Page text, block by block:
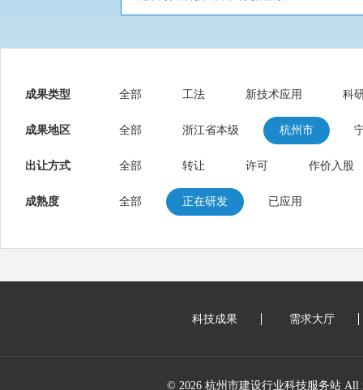
成果类型 全部 工法 新技术应用 科
成果地区 全部 浙江省本级 杭州市
出让方式 全部 转让 许可 作价入股
成熟度 全部 正在研发 已应用
科技成果 需求大厅
© 2026 杭州市建设行业科技服务站 All